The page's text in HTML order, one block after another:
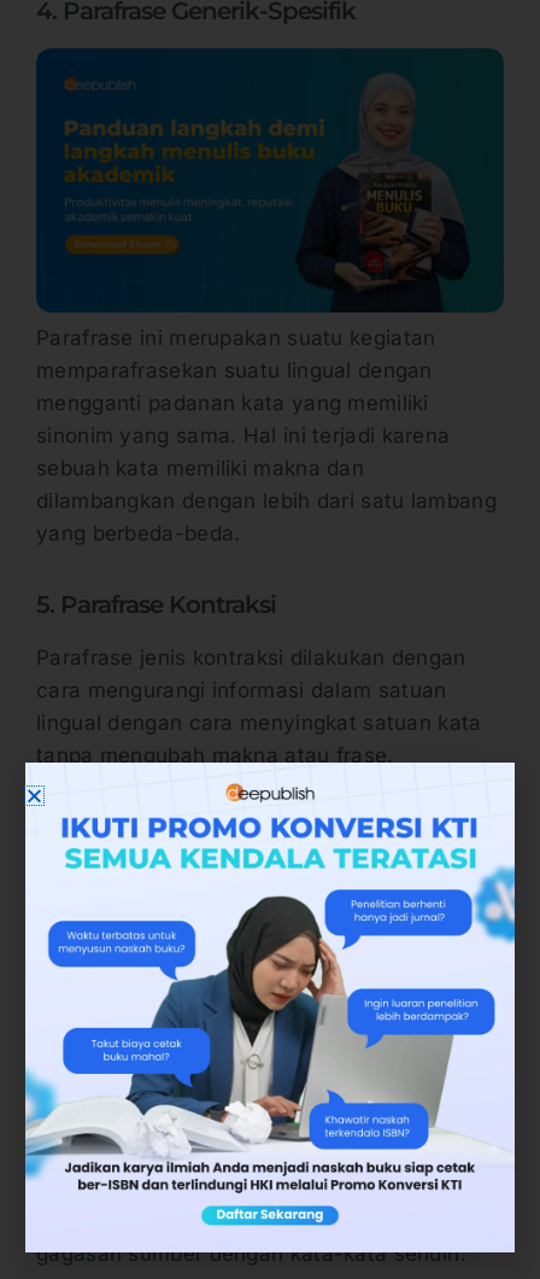
4. Parafrase Generik-Spesifik
Parafrase ini merupakan suatu kegiatan
memparafrasekan suatu lingual dengan
mengganti padanan kata yang memiliki
sinonim yang sama. Hal ini terjadi karena
sebuah kata memiliki makna dan
dilambangkan dengan lebih dari satu lambang
yang berbeda-beda.
5. Parafrase Kontraksi
Parafrase jenis kontraksi dilakukan dengan
cara mengurangi informasi dalam satuan
lingual dengan cara menyingkat satuan kata
tanpa mengubah makna atau frase.
Baca Juga :
Berbagai Contoh Parafrase Buku dan
Teknik menulis Parafrase yang Benar
untuk Menghindari Plagiarisme
Teknik Menulis: Perbedaan Parafrase,
Ringkasan, dan Kesimpulan
6. Parafrase Rangkuman
Parafrase ini dilakukan dengan cara
merangkum satuan lingual dan lingual lainnya
yang mana menggunakan teknik penyajian
gagasan sumber dengan kata-kata sendiri.